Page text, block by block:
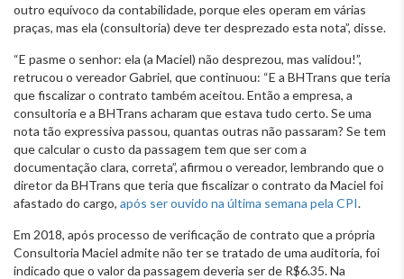
outro equívoco da contabilidade, porque eles operam em várias
praças, mas ela (consultoria) deve ter desprezado esta nota”, disse.
“E pasme o senhor: ela (a Maciel) não desprezou, mas validou!”,
retrucou o vereador Gabriel, que continuou: “E a BHTrans que teria
que fiscalizar o contrato também aceitou. Então a empresa, a
consultoria e a BHTrans acharam que estava tudo certo. Se uma
nota tão expressiva passou, quantas outras não passaram? Se tem
que calcular o custo da passagem tem que ser com a
documentação clara, correta”, afirmou o vereador, lembrando que o
diretor da BHTrans que teria que fiscalizar o contrato da Maciel foi
afastado do cargo, após ser ouvido na última semana pela CPI.
Em 2018, após processo de verificação de contrato que a própria
Consultoria Maciel admite não ter se tratado de uma auditoria, foi
indicado que o valor da passagem deveria ser de R$6.35. Na